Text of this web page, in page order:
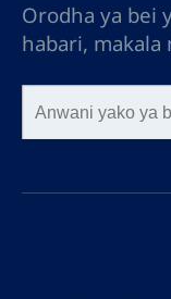
Orodha ya bei
habari, makala